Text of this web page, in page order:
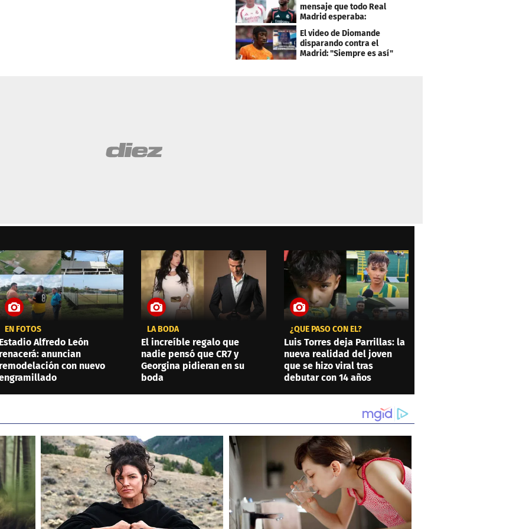
mensaje que todo Real
Madrid esperaba:
"Mourinho..."
El video de Diomande
disparando contra el
Madrid: "Siempre es así"
EN FOTOS
Estadio Alfredo León
renacerá: anuncian
remodelación con nuevo
LA BODA
El increíble regalo que
nadie pensó que CR7 y
Georgina pidieran en su
boda
¿QUÉ PASÓ CON ÉL?
Luis Torres deja Parrillas: la
nueva realidad del joven
que se hizo viral tras
debutar con 14 años